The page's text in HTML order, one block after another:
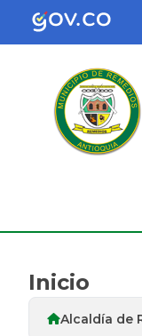
Inicio
Alcaldía de